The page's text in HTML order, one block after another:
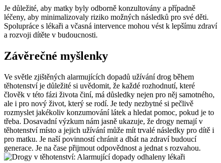
Je důležité, aby matky byly odborně konzultovány a případně
léčeny, aby minimalizovaly riziko možných následků pro své děti.
Spolupráce s lékaři a včasná intervence mohou vést k lepšímu zdraví
a rozvoji dítěte v budoucnosti.
Závěrečné myšlenky
Ve světle zjištěných alarmujících dopadů užívání drog během
těhotenství je důležité si uvědomit, že každé rozhodnutí, které
člověk v této fázi života činí, má důsledky nejen pro něj samotného,
ale i pro nový život, který se rodí. Je tedy nezbytné si pečlivě
rozmyslet jakékoliv konzumování látek a hledat pomoc, pokud je to
třeba. Dosavadní výzkum nám jasně ukazuje, že drogy nemají v
těhotenství místo a jejich užívání může mít trvalé následky pro dítě i
pro matku. Je naší povinností chránit a dbát na zdraví budoucí
generace. Je na čase přijmout odpovědnost a jednat s rozvahou.